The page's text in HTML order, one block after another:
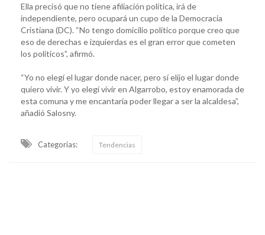
Ella precisó que no tiene afiliación política, irá de
independiente, pero ocupará un cupo de la Democracia
Cristiana (DC). “No tengo domicilio político porque creo que
eso de derechas e izquierdas es el gran error que cometen
los políticos”, afirmó.
“Yo no elegí el lugar donde nacer, pero sí elijo el lugar donde
quiero vivir. Y yo elegí vivir en Algarrobo, estoy enamorada de
esta comuna y me encantaría poder llegar a ser la alcaldesa”,
añadió Salosny.
Categorias: Tendencias